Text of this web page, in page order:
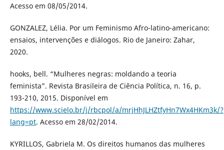
Acesso em 08/05/2014.
GONZALEZ, Lélia. Por um Feminismo Afro-latino-americano:
ensaios, intervenções e diálogos. Rio de Janeiro: Zahar,
2020.
hooks, bell. “Mulheres negras: moldando a teoria
feminista”. Revista Brasileira de Ciência Política, n. 16, p.
193-210, 2015. Disponível em
https://www.scielo.br/j/rbcpol/a/mrjHhJLHZtfyHn7Wx4HKm3k/?
lang=pt. Acesso em 28/02/2014.
KYRILLOS, Gabriela M. Os direitos humanos das mulheres